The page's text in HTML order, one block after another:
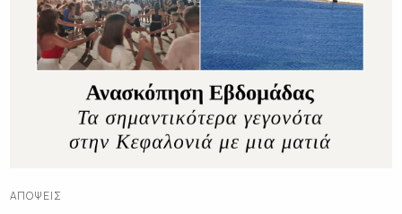
ΑΠΌΨΕΙΣ